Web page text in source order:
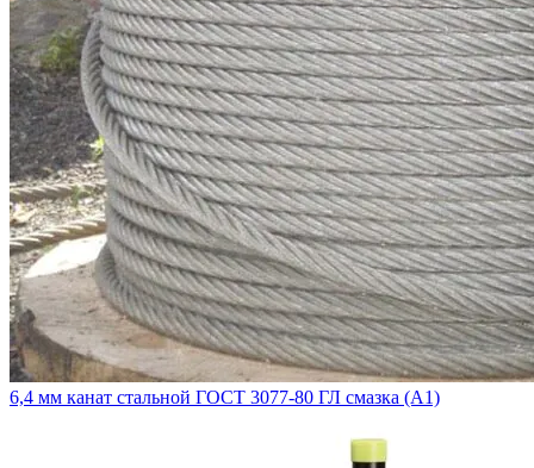
6,4 мм канат стальной ГОСТ 3077-80 ГЛ смазка (А1)